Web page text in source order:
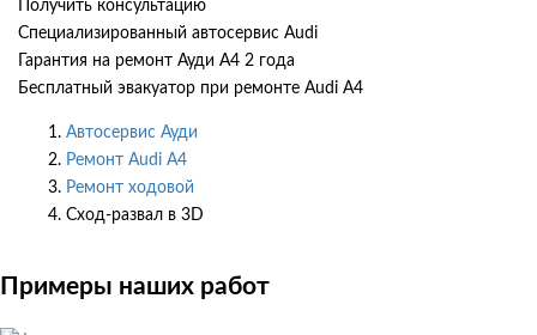
Получить консультацию
Специализированный автосервис Audi
Гарантия на ремонт Ауди А4 2 года
Бесплатный эвакуатор при ремонте Audi A4
Автосервис Ауди
Ремонт Audi A4
Ремонт ходовой
Сход-развал в 3D
Примеры наших работ